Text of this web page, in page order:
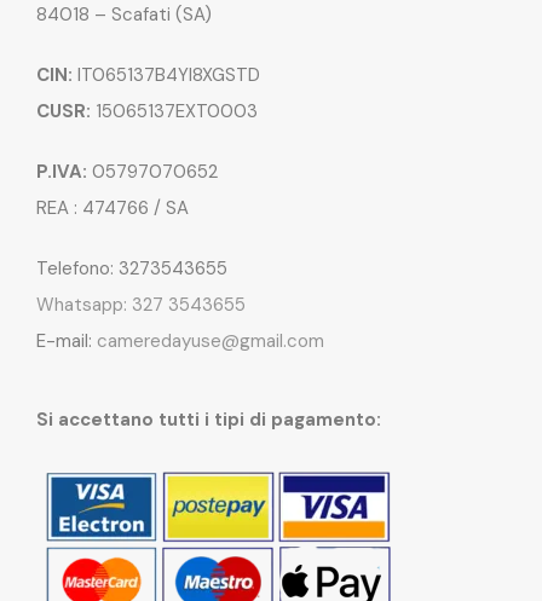
84018 – Scafati (SA)
CIN: IT065137B4YI8XGSTD
CUSR: 15065137EXT0003
P.IVA: 05797070652
REA : 474766 / SA
Telefono: 3273543655
Whatsapp: 327 3543655
E-mail: cameredayuse@gmail.com
Si accettano tutti i tipi di pagamento: